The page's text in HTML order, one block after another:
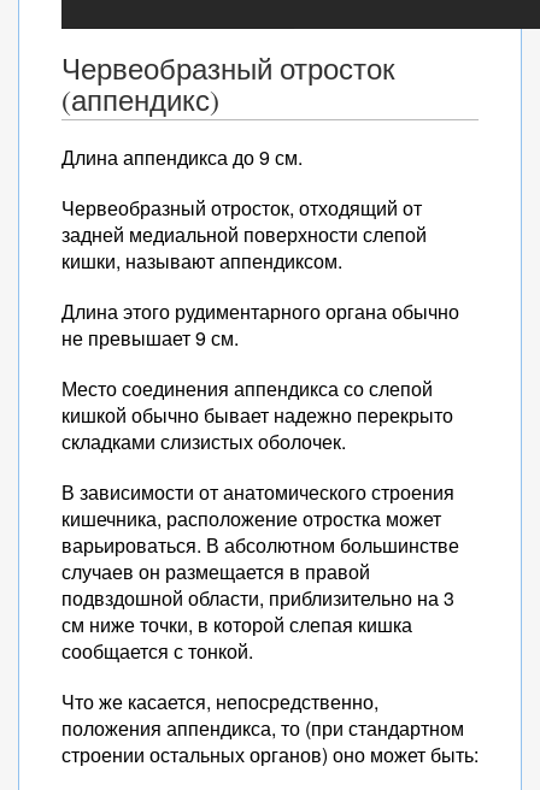
Червеобразный отросток
(аппендикс)
Длина аппендикса до 9 см.
Червеобразный отросток, отходящий от
задней медиальной поверхности слепой
кишки, называют аппендиксом.
Длина этого рудиментарного органа обычно
не превышает 9 см.
Место соединения аппендикса со слепой
кишкой обычно бывает надежно перекрыто
складками слизистых оболочек.
В зависимости от анатомического строения
кишечника, расположение отростка может
варьироваться. В абсолютном большинстве
случаев он размещается в правой
подвздошной области, приблизительно на 3
см ниже точки, в которой слепая кишка
сообщается с тонкой.
Что же касается, непосредственно,
положения аппендикса, то (при стандартном
строении остальных органов) оно может быть: